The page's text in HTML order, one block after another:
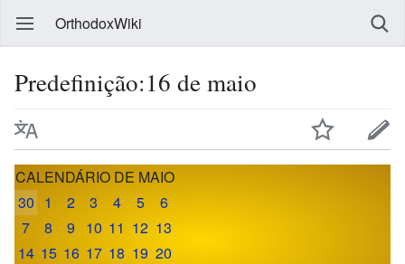
OrthodoxWiki
Predefinição:16 de maio
CALENDÁRIO DE MAIO
30 1 2 3 4 5
6
7
8 9 10 11 12 13
14 15 16 17 18 19 20